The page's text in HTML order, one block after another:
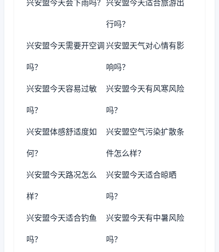
兴安盟今天会下雨吗？ 兴安盟今天适合旅游出
行吗？
兴安盟今天需要开空调
吗？
兴安盟天气对心情有影
响吗？
兴安盟今天容易过敏
吗？
兴安盟今天有风寒风险
吗？
兴安盟体感舒适度如
何？
兴安盟空气污染扩散条
件怎么样？
兴安盟今天路况怎么
样？
兴安盟今天适合晾晒
吗？
兴安盟今天适合钓鱼
吗？
兴安盟今天有中暑风险
吗？